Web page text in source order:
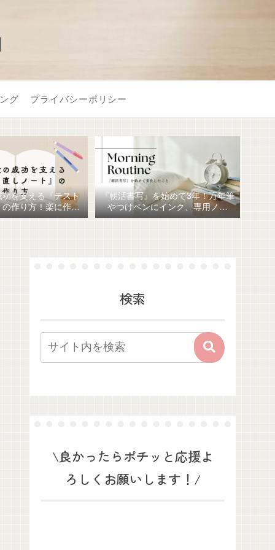
グ プライバシーポリシー
を支える『テスト
作り方！楽に作る
すすめ文房具6選！
『朝活書写』を始めて3年！万年筆
やつけペンにインク、専用ノー
ト、毎日が充実しています。
検索
\良かったらポチッと応援よ
ろしくお願いします！/